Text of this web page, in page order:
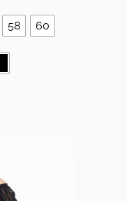
58 60